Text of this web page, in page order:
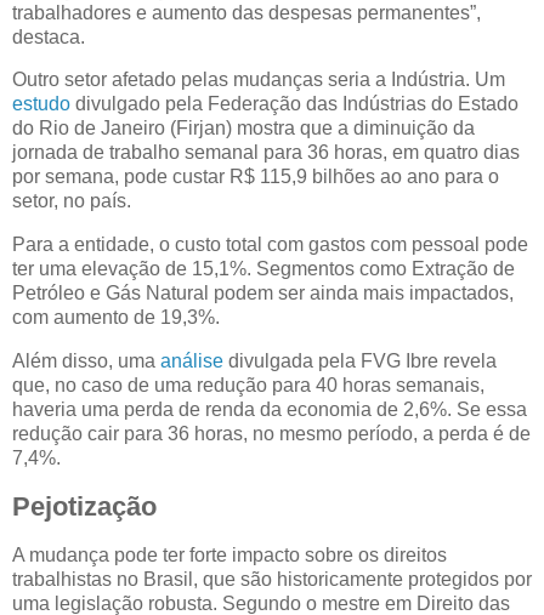
trabalhadores e aumento das despesas permanentes”,
destaca.
Outro setor afetado pelas mudanças seria a Indústria. Um
estudo divulgado pela Federação das Indústrias do Estado
do Rio de Janeiro (Firjan) mostra que a diminuição da
jornada de trabalho semanal para 36 horas, em quatro dias
por semana, pode custar R$ 115,9 bilhões ao ano para o
setor, no país.
Para a entidade, o custo total com gastos com pessoal pode
ter uma elevação de 15,1%. Segmentos como Extração de
Petróleo e Gás Natural podem ser ainda mais impactados,
com aumento de 19,3%.
Além disso, uma análise divulgada pela FVG Ibre revela
que, no caso de uma redução para 40 horas semanais,
haveria uma perda de renda da economia de 2,6%. Se essa
redução cair para 36 horas, no mesmo período, a perda é de
7,4%.
Pejotização
A mudança pode ter forte impacto sobre os direitos
trabalhistas no Brasil, que são historicamente protegidos por
uma legislação robusta. Segundo o mestre em Direito das